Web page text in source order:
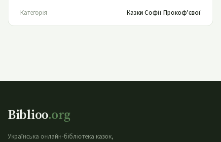
Категорія Казки Софії Прокоф'євої
Biblioo.org
Українська онлайн-бібліотека казок,